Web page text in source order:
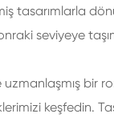
tasarımlarla
seviyeye
bir
keşfedin.